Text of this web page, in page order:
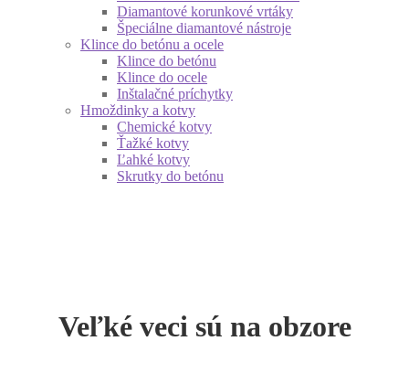
Diamantové korunkové vrtáky
Špeciálne diamantové nástroje
Klince do betónu a ocele
Klince do betónu
Klince do ocele
Inštalačné príchytky
Hmoždinky a kotvy
Chemické kotvy
Ťažké kotvy
Ľahké kotvy
Skrutky do betónu
Veľké veci sú na obzore